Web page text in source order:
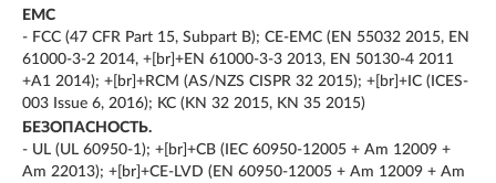
EMC
- FCC (47 CFR Part 15, Subpart B); CE-EMC (EN 55032 2015, EN
61000-3-2 2014, +[br]+EN 61000-3-3 2013, EN 50130-4 2011
+A1 2014); +[br]+RCM (AS/NZS CISPR 32 2015); +[br]+IC (ICES-
003 Issue 6, 2016); KC (KN 32 2015, KN 35 2015)
БЕЗОПАСНОСТЬ.
- UL (UL 60950-1); +[br]+CB (IEC 60950-12005 + Am 12009 +
Am 22013); +[br]+CE-LVD (EN 60950-12005 + Am 12009 + Am